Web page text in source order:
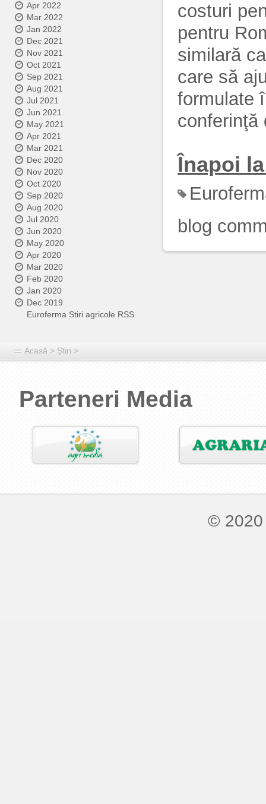
Apr 2022
Mar 2022
Jan 2022
Dec 2021
Nov 2021
Oct 2021
Sep 2021
Aug 2021
Jul 2021
Jun 2021
May 2021
Apr 2021
Mar 2021
Dec 2020
Nov 2020
Oct 2020
Sep 2020
Aug 2020
Jul 2020
Jun 2020
May 2020
Apr 2020
Mar 2020
Feb 2020
Jan 2020
Dec 2019
Euroferma Stiri agricole RSS
costuri
pentru
similară
care să
formulate
conferinţă
Înapoi
blog
Acasă > Știri >
Parteneri Media
©